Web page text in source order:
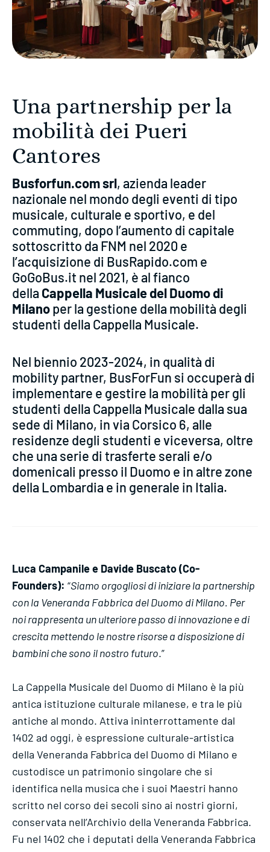
Una partnership per la
mobilità dei Pueri
Cantores
Busforfun.com srl, azienda leader
nazionale nel mondo degli eventi di tipo
musicale, culturale e sportivo, e del
commuting, dopo l’aumento di capitale
sottoscritto da FNM nel 2020 e
l’acquisizione di BusRapido.com e
GoGoBus.it nel 2021, è al fianco
della Cappella Musicale del Duomo di
Milanoper la gestione della mobilità degli
studenti della Cappella Musicale.
Nel biennio 2023-2024, in qualità di
mobility partner, BusForFun si occuperà di
implementare e gestire la mobilità per gli
studenti della Cappella Musicale dalla sua
sede di Milano, in via Corsico 6, alle
residenze degli studenti e viceversa, oltre
che una serie di trasferte serali e/o
domenicali presso il Duomo e in altre zone
della Lombardia e in generale in Italia.
Luca Campanile e Davide Buscato (Co-
Founders): “Siamo orgogliosi di iniziare la partnership
con la Veneranda Fabbrica del Duomo di Milano. Per
noi rappresenta un ulteriore passo di innovazione e di
crescita mettendo le nostre risorse a disposizione di
bambini che sono il nostro futuro.”
La Cappella Musicale del Duomo di Milano è la più
antica istituzione culturale milanese, e tra le più
antiche al mondo. Attiva ininterrottamente dal
1402 ad oggi, è espressione culturale-artistica
della Veneranda Fabbrica del Duomo di Milano e
custodisce un patrimonio singolare che si
identifica nella musica che i suoi Maestri hanno
scritto nel corso dei secoli sino ai nostri giorni,
conservata nell’Archivio della Veneranda Fabbrica.
Fu nel 1402 che i deputati della Veneranda Fabbrica